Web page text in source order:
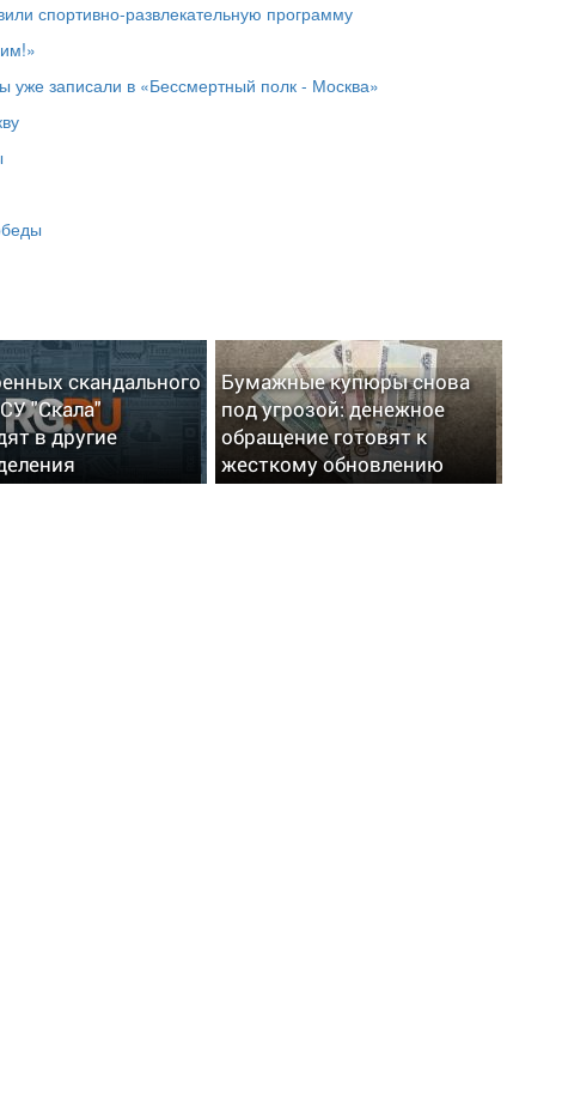
спортивно-развлекательную программу
уже записали в «Бессмертный полк - Москва»
скандального
"Скала"
в другие
Бумажные купюры снова
под угрозой: денежное
обращение готовят к
жесткому обновлению